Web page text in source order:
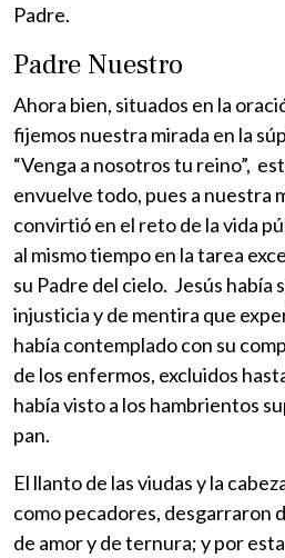
Padre.
Padre Nuestro
Ahora bien, situados en la
fijemos nuestra mirada en la
“Venga a nosotros tu reino”,
envuelve todo, pues a nuestra
convirtió en el reto de la vida
al mismo tiempo en la tarea
su Padre del cielo. Jesús había
injusticia y de mentira que
había contemplado con su
de los enfermos, excluidos
había visto a los hambrientos
pan.
El llanto de las viudas y la
como pecadores, desgarraron
de amor y de ternura; y por